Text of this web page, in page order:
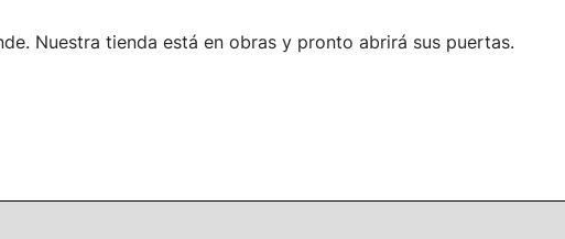
Nuestra tienda está en obras y pronto abrirá sus puertas.